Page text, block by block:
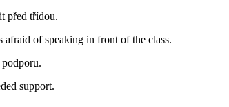
před třídou.
afraid of speaking in front of the class.
support.